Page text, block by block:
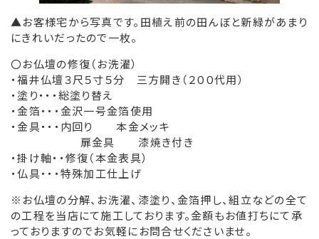
▲お客様宅から写真です。田植え前の田んぼと新緑があまり
にきれいだったので一枚。
〇お仏壇の修復（お洗濯）
・福井仏壇３尺５寸５分 三方開き（２００代用）
・塗り・・・総塗り替え
・金箔・・・金沢一号金箔使用
・金具・・・内回り 本金メッキ
扉金具 漆焼き付き
・掛け軸・・修復（本金表具）
・仏具・・・特殊加工仕上げ
※お仏壇の分解、お洗濯、漆塗り、金箔押し、組立などの全て
の工程を当店にて施工しております。金額もお値打ちにて承
っておりますのでお気軽にお問合せくださいませ。